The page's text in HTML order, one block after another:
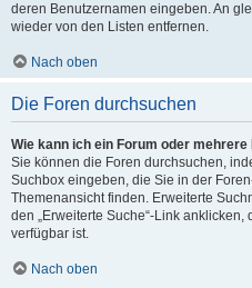
deren Benutzernamen eingeben. An
wieder von den Listen entfernen.
Nach oben
Die Foren durchsuchen
Wie kann ich ein Forum oder
Sie können die Foren durchsuchen,
Suchbox eingeben, die Sie in der
Themenansicht finden. Erweiterte
den „Erweiterte Suche“-Link
verfügbar ist.
Nach oben